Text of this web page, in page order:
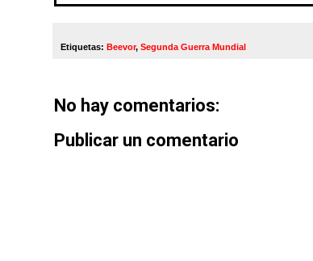
Etiquetas: Beevor, Segunda Guerra Mundial
No hay comentarios:
Publicar un comentario